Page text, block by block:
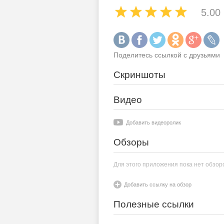
5.00
Поделитесь ссылкой с друзьями
Скриншоты
Видео
Добавить видеоролик
Обзоры
Для этого приложения пока нет
Добавить ссылку на обзор
Полезные ссылки